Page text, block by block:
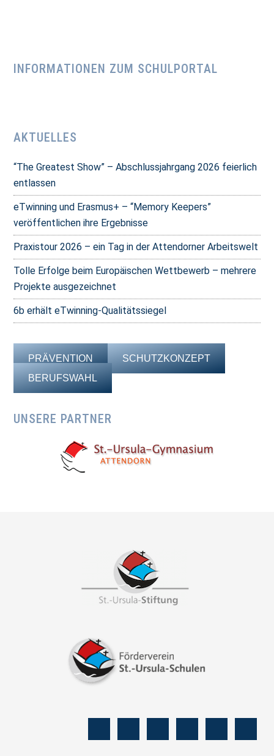
INFORMATIONEN ZUM SCHULPORTAL
AKTUELLES
“The Greatest Show” – Abschlussjahrgang 2026 feierlich
entlassen
eTwinning und Erasmus+ – “Memory Keepers”
veröffentlichen ihre Ergebnisse
Praxistour 2026 – ein Tag in der Attendorner Arbeitswelt
Tolle Erfolge beim Europäischen Wettbewerb – mehrere
Projekte ausgezeichnet
6b erhält eTwinning-Qualitätssiegel
PRÄVENTION
SCHUTZKONZEPT
BERUFSWAHL
UNSERE PARTNER